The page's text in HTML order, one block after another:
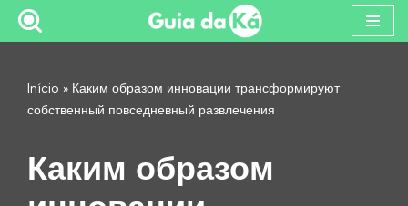
conteúdo
Início » Каким образом инновации трансформируют
собственный повседневный развлечения
Каким образом